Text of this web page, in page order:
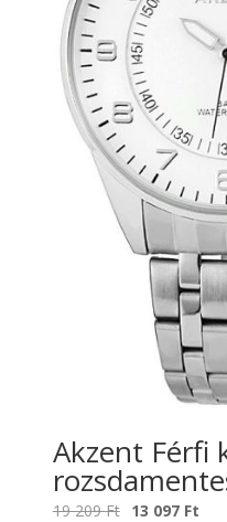
Akzent Férfi
19 209Ft Original
13 097 Ft